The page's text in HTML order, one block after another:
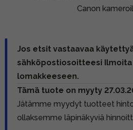
Canon
Jos etsit vastaavaa
sähköpostiosoitteesi
lomakkeeseen.
Tämä tuote on myyty
Jätämme myydyt tuotteet
ollaksemme läpinäkyviä